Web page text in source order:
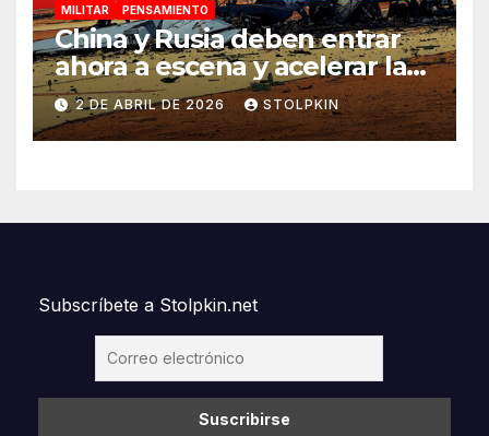
MILITAR
PENSAMIENTO
China y Rusia deben entrar
ahora a escena y acelerar la
reconfiguración del Nuevo
Orden Mundial
2 DE ABRIL DE 2026 STOLPKIN
Subscríbete a Stolpkin.net